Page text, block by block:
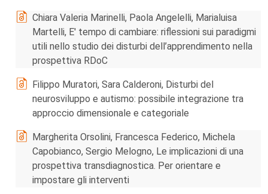
Chiara Valeria Marinelli, Paola Angelelli, Marialuisa
Martelli, E' tempo di cambiare: riflessioni sui paradigmi
utili nello studio dei disturbi dell’apprendimento nella
prospettiva RDoC
Filippo Muratori, Sara Calderoni, Disturbi del
neurosviluppo e autismo: possibile integrazione tra
approccio dimensionale e categoriale
Margherita Orsolini, Francesca Federico, Michela
Capobianco, Sergio Melogno, Le implicazioni di una
prospettiva transdiagnostica. Per orientare e
impostare gli interventi